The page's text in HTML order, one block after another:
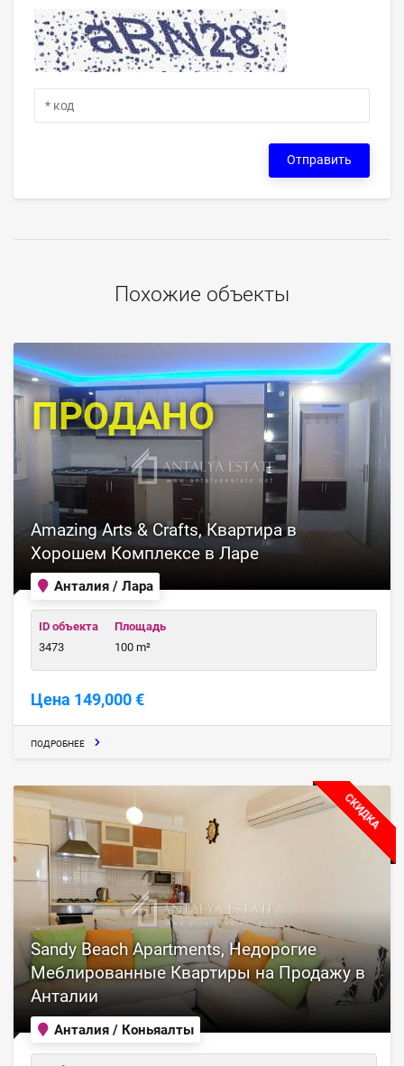
Отправить
Похожие объекты
Анталия / Лара
Amazing Arts & Crafts, Квартира в
Хорошем Комплексе в Ларе
ID объекта
3473
Площадь
100 m²
Цена 149,000 €
ПРОДАНО
ПОДРОБНЕЕ
СКИДКА
Анталия / Коньяалты
Sandy Beach Apartments, Недорогие
Меблированные Квартиры на Продажу в
Анталии